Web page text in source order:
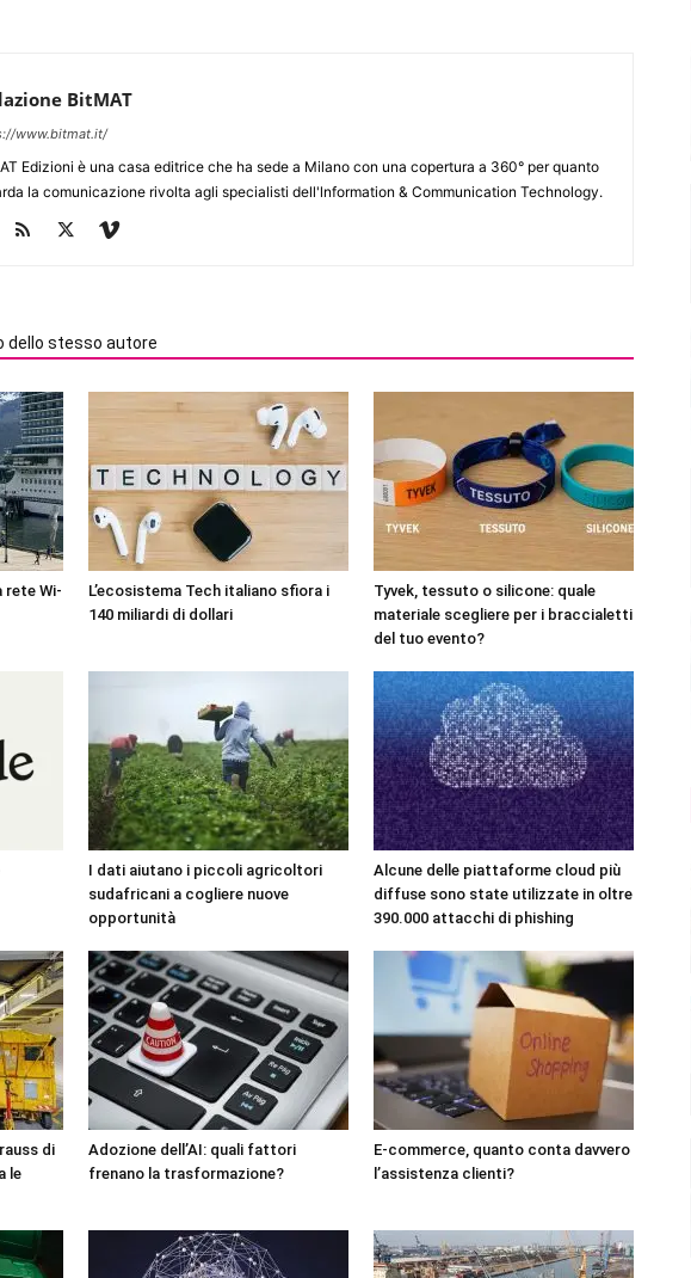
BitMAT
www.bitmat.it/
Edizioni è una casa editrice che ha sede a Milano con una copertura a 360° per quanto
la comunicazione rivolta agli specialisti dell'lnformation & Communication Technology.
dello stesso autore
rete Wi-
L’ecosistema Tech italiano sfiora i
140 miliardi di dollari
Tyvek, tessuto o silicone: quale
materiale scegliere per i braccialetti
del tuo evento?
I dati aiutano i piccoli agricoltori
sudafricani a cogliere nuove
opportunità
Alcune delle piattaforme cloud più
diffuse sono state utilizzate in oltre
390.000 attacchi di phishing
di
le
Adozione dell’AI: quali fattori
frenano la trasformazione?
E-commerce, quanto conta davvero
l’assistenza clienti?